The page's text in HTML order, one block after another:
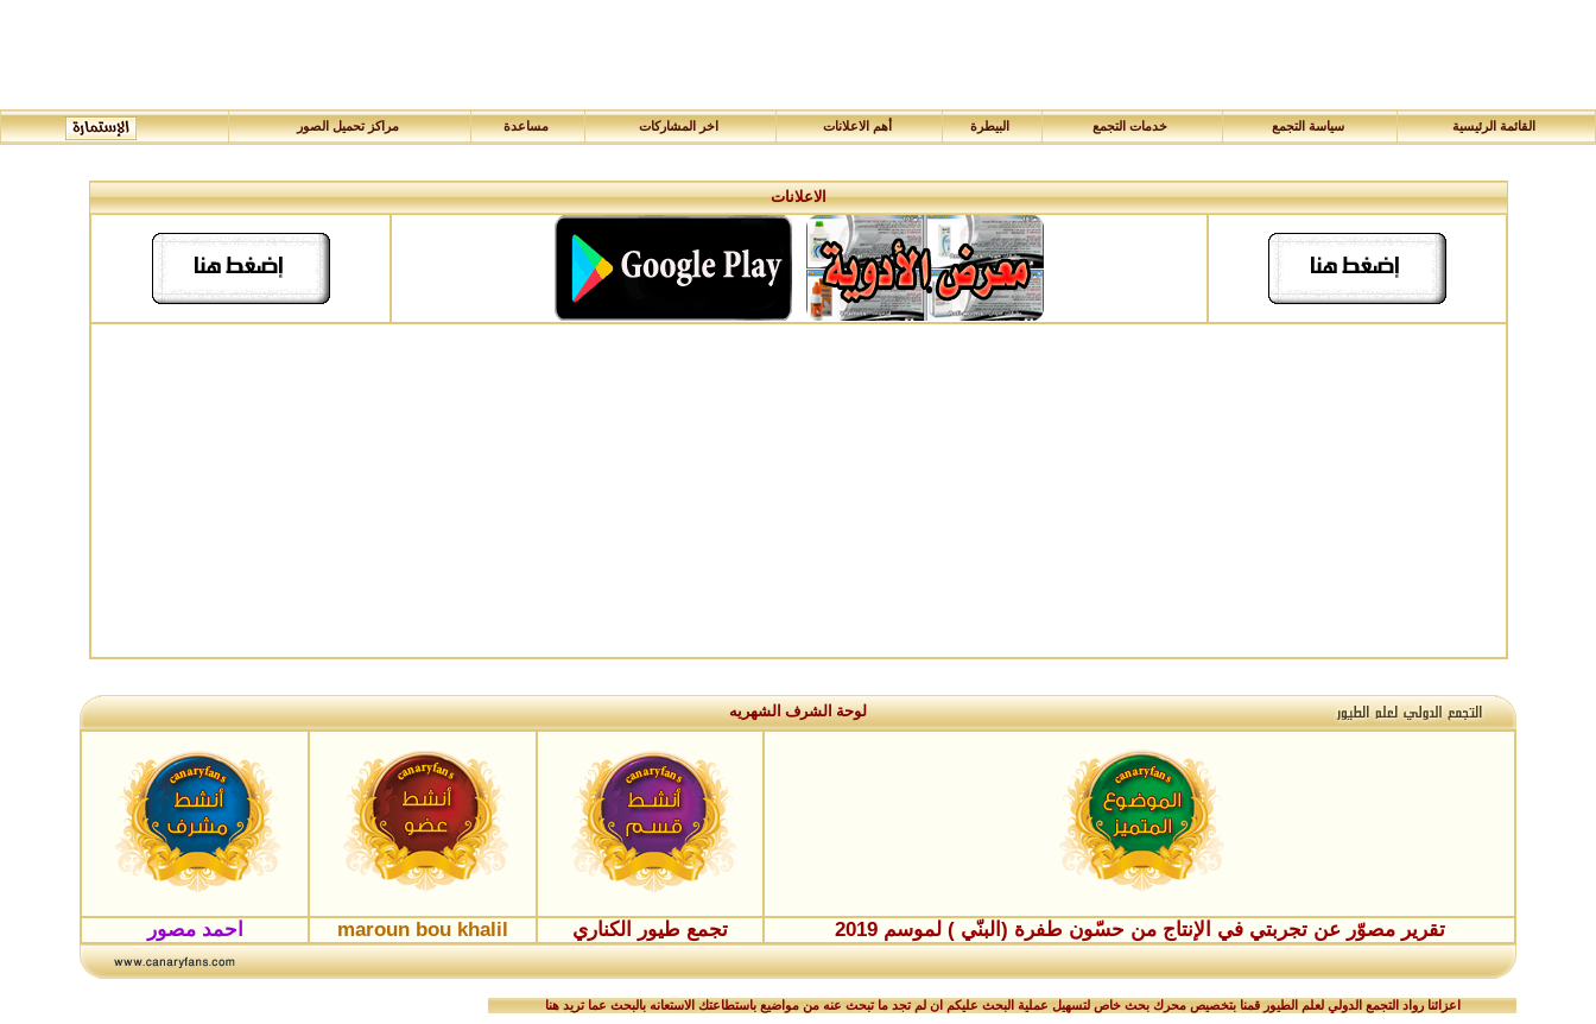
القائمة الرئيسية سياسة التجمع خدمات التجمع البيطرة أهم الاعلانات اخر المشاركات مساعدة مراكز تحميل الصور
الاعلانات
لوحة الشرف الشهريه
تقرير مصوّر عن تجربتي في الإنتاج من حسّون طفرة (البنّي ) لموسم 2019 تجمع طيور الكناري maroun bou khalil احمد مصور
اعزائنا رواد التجمع الدولي لعلم الطيور قمنا بتخصيص محرك بحث خاص لتسهيل عملية البحث عليكم ان لم تجد ما تبحث عنه من مواضيع باستطاعتك الاستعانه بالبحث عما تريد هنا